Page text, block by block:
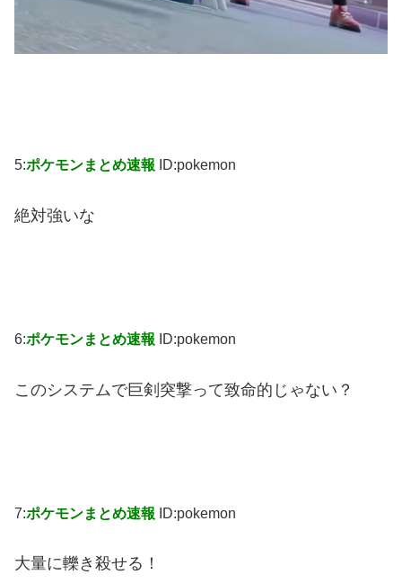
5:ポケモンまとめ速報 ID:pokemon
絶対強いな
6:ポケモンまとめ速報 ID:pokemon
このシステムで巨剣突撃って致命的じゃない？
7:ポケモンまとめ速報 ID:pokemon
大量に轢き殺せる！